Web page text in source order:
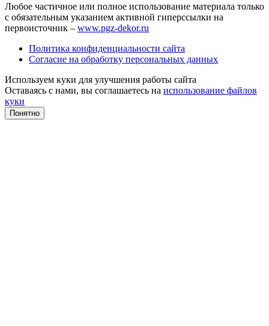
Любое частичное или полное использование материала только
с обязательным указанием активной гиперссылки на
первоисточник – www.pgz-dekor.ru
Политика конфиденциальности сайта
Согласие на обработку персональных данных
Используем куки для улучшения работы сайта
Оставаясь с нами, вы соглашаетесь на использование файлов
куки
Понятно